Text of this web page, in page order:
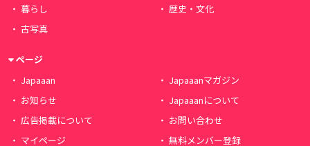
暮らし
歴史・文化
古写真
ページ
Japaaan
Japaaanマガジン
お知らせ
Japaaanについて
広告掲載について
お問い合わせ
マイページ
無料メンバー登録